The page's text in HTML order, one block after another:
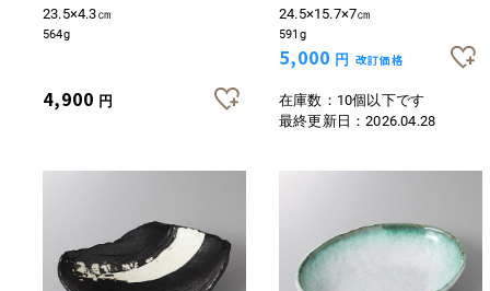
23.5×4.3㎝
564g
4,900 円
24.5×15.7×7㎝
591g
5,000 円 改訂価格
在庫数：10個以下です
最終更新日：2026.04.28